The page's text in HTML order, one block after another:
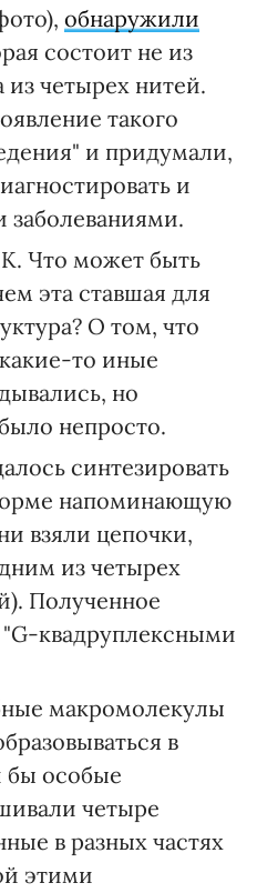
обнаружили
состоит не из
из четырех нитей.
такого
и придумали,
и
заболеваниями.
Что может быть
эта ставшая для
О том, что
то иные
но
непросто.
синтезировать
напоминающую
взяли цепочки,
из четырех
Полученное
квадруплексными
макромолекулы
в
бы особые
четыре
в разных частях
этими